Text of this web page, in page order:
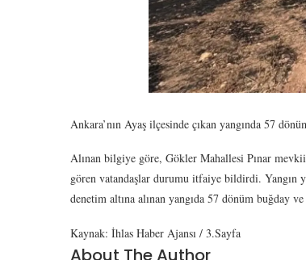
Ankara’nın Ayaş ilçesinde çıkan yangında 57
Alınan bilgiye göre, Gökler Mahallesi Pınar
gören vatandaşlar durumu itfaiye bildirdi. Yangın
denetim altına alınan yangıda 57 dönüm buğday
Kaynak: İhlas Haber Ajansı / 3.Sayfa
About The Author